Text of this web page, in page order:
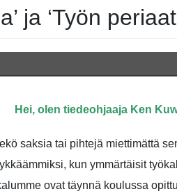
ja ‘Työn
Hei, olen tiedeohjaaja Ken
saksia tai pihtejä miettimättä
kun ymmärtäisit
ovat täynnä koulussa